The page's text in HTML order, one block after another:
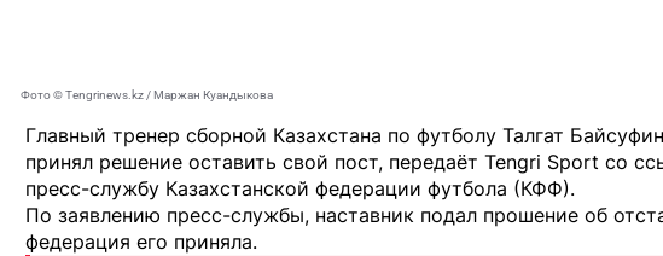
Фото © Tengrinews.kz / Маржан Куандыкова
Главный тренер сборной Казахстана по футболу Талгат
принял решение оставить свой пост, передаёт Tengri Sport со
пресс-службу Казахстанской федерации футбола (КФФ).
По заявлению пресс-службы, наставник подал прошение об
федерация его приняла.